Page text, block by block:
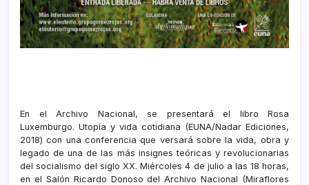
En el Archivo Nacional, se presentará el libro Rosa
Luxemburgo. Utopía y vida cotidiana (EUNA/Nadar Ediciones,
2018) con una conferencia que versará sobre la vida, obra y
legado de una de las más insignes teóricas y revolucionarias
del socialismo del siglo XX. Miércoles 4 de julio a las 18 horas,
en el Salón Ricardo Donoso del Archivo Nacional (Miraflores